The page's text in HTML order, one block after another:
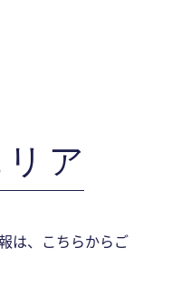
ア
は、こちらからご